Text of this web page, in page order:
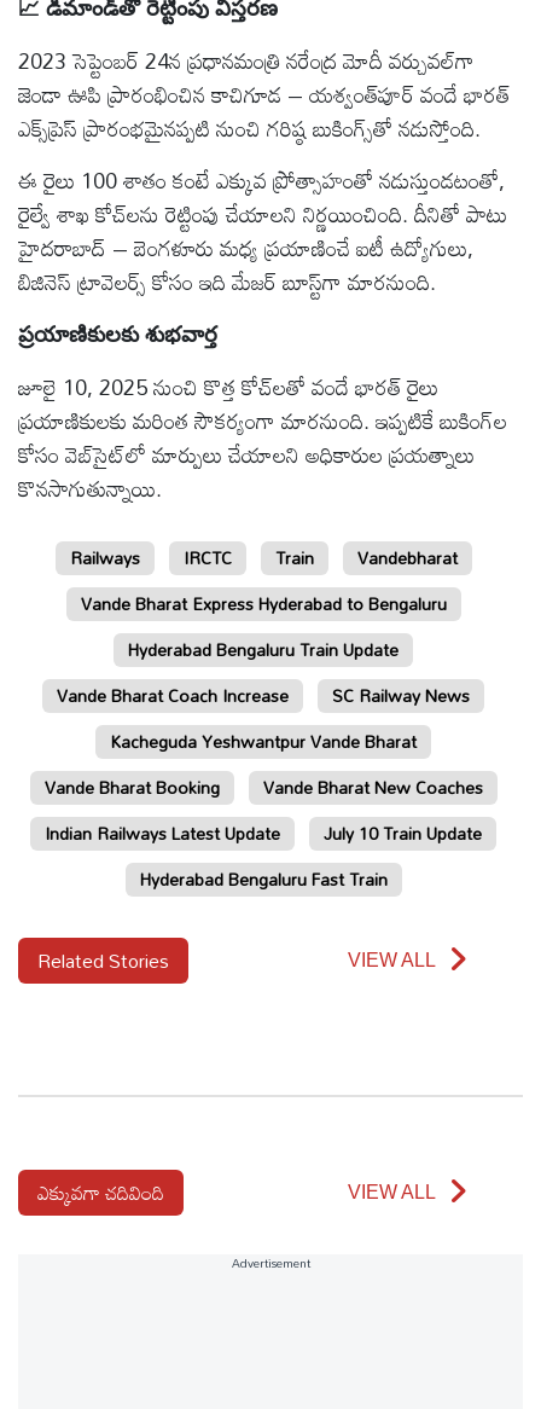
📈 డిమాండ్‌తో రెట్టింపు విస్తరణ
2023 సెప్టెంబర్ 24న ప్రధానమంత్రి నరేంద్ర మోదీ వర్చువల్‌గా
జెండా ఊపి ప్రారంభించిన కాచిగూడ – యశ్వంత్‌పూర్ వందే భారత్‌
ఎక్స్‌ప్రెస్‌ ప్రారంభమైనప్పటి నుంచి గరిష్ఠ బుకింగ్స్‌తో నడుస్తోంది.
ఈ రైలు 100 శాతం కంటే ఎక్కువ ప్రోత్సాహంతో నడుస్తుండటంతో,
రైల్వే శాఖ కోచ్‌లను రెట్టింపు చేయాలని నిర్ణయించింది. దీనితో పాటు
హైదరాబాద్ – బెంగళూరు మధ్య ప్రయాణించే ఐటీ ఉద్యోగులు,
బిజినెస్ ట్రావెలర్స్ కోసం ఇది మేజర్ బూస్ట్‌గా మారనుంది.
ప్రయాణికులకు శుభవార్త
జూలై 10, 2025 నుంచి కొత్త కోచ్‌లతో వందే భారత్‌ రైలు
ప్రయాణికులకు మరింత సౌకర్యంగా మారనుంది. ఇప్పటికే బుకింగ్‌ల
కోసం వెబ్‌సైట్‌లో మార్పులు చేయాలని అధికారుల ప్రయత్నాలు
కొనసాగుతున్నాయి.
Railways IRCTC Train
Vandebharat
Vande Bharat Express Hyderabad to Bengaluru
Hyderabad Bengaluru Train Update
Vande Bharat Coach Increase
SC Railway News
Kacheguda Yeshwantpur Vande Bharat
Vande Bharat Booking
Vande Bharat New Coaches
Indian Railways Latest Update
July 10 Train Update
Hyderabad Bengaluru Fast Train
Related Stories VIEW ALL
ఎక్కువగా చదివింది VIEW ALL
Advertisement